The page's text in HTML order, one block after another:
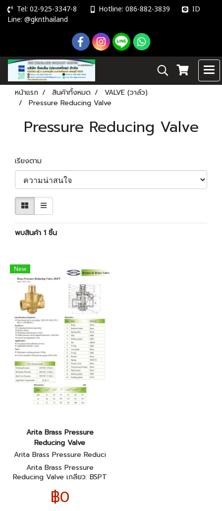
Tel: 02-925-3347-8 Hotline: 086-882-3839 ID
Line: @gknthailand
หน้าแรก สินค้าทั้งหมด
VALVE (วาล์ว)
Pressure Reducing Valve
Pressure Reducing Valve
เรียงตาม
พบสินค้า 1 ชิ้น
New
Arita Brass Pressure
Reducing Valve
Arita Brass Pressure Reduci
ng Valve, BSPT
Arita Brass Pressure
Reducing Valve เกลียว: BSPT
Taper) วัสดุ: ทองเหลือง
(Brass)
฿0